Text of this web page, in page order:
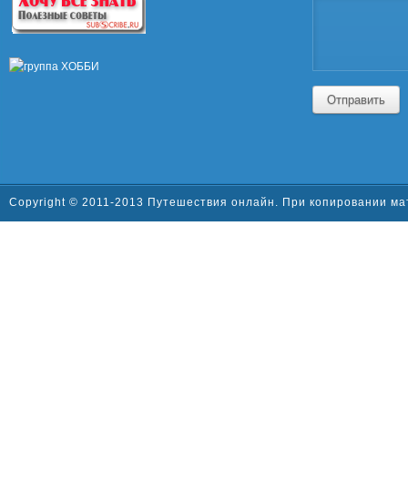
Отправить
Copyright © 2011-2013 Путешествия онлайн. При копировании